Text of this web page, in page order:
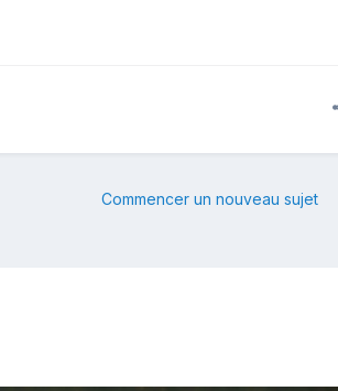
Commencer un nouveau sujet